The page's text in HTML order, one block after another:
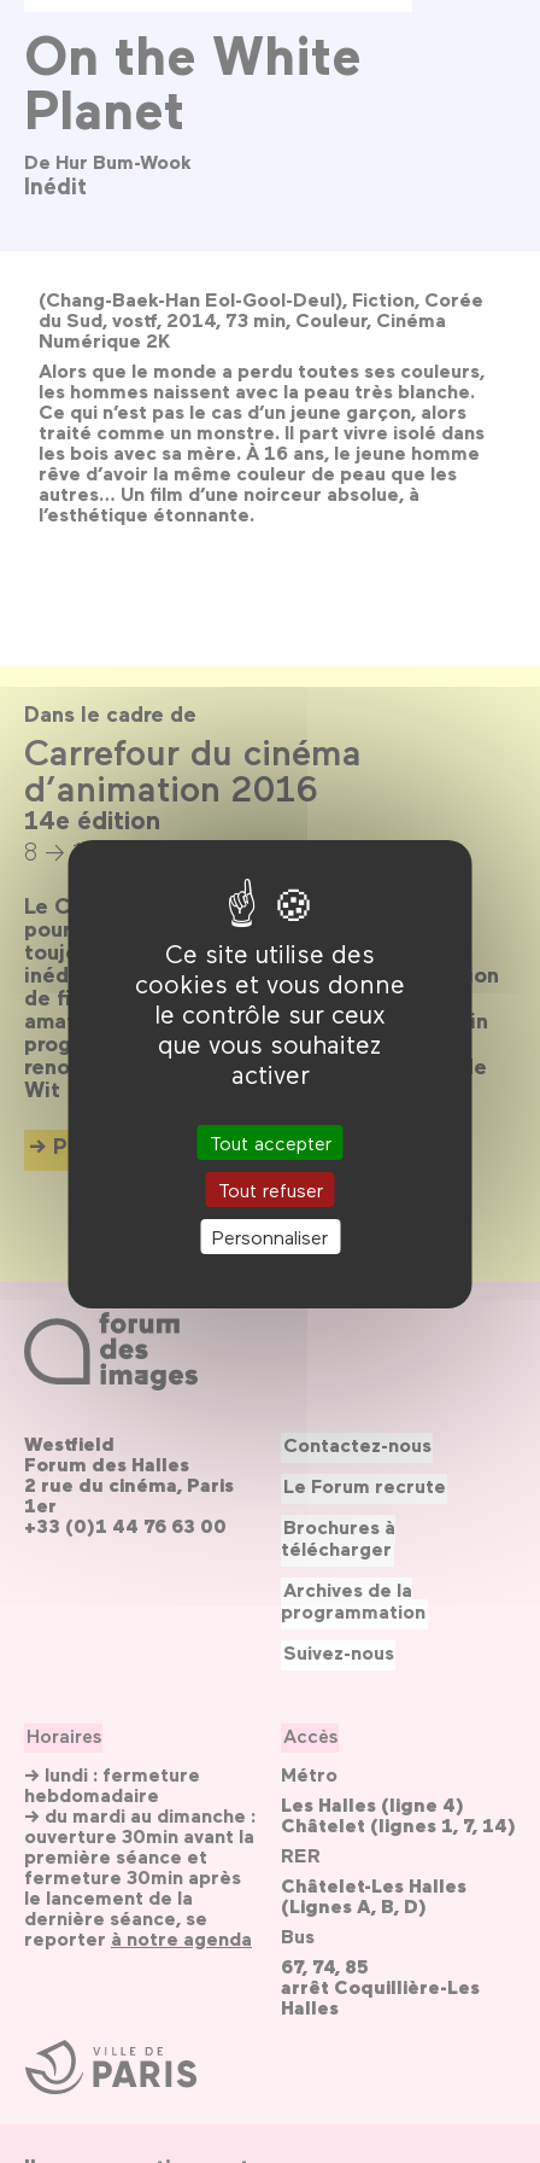
Ce site utilise des
cookies et vous donne
le contrôle sur ceux
que vous souhaitez
activer
Tout accepter
Tout refuser
Personnaliser
On the White
Planet
De Hur Bum-Wook
Inédit
(Chang-Baek-Han Eol-Gool-Deul), Fiction, Corée
du Sud, vostf, 2014, 73 min, Couleur, Cinéma
Numérique 2K
Alors que le monde a perdu toutes ses couleurs,
les hommes naissent avec la peau très blanche.
Ce qui n’est pas le cas d’un jeune garçon, alors
traité comme un monstre. Il part vivre isolé dans
les bois avec sa mère. À 16 ans, le jeune homme
rêve d’avoir la même couleur de peau que les
autres… Un film d’une noirceur absolue, à
l’esthétique étonnante.
Dans le cadre de
Carrefour du cinéma
d’animation 2016
14e édition
8 → 11 décembre 2016
Le Carrefour du cinéma d’animation revient
pour sa 14e édition avec un programme
toujours aussi riche : dix longs métrages
inédits ou en avant-première, une compétition
de films d'écoles, des découvertes (films
amateurs, cinéastes américaines), un work in
progress… et un invité d’honneur à la
renommée internationale : Michael Dudok de
Wit !
Plus d'info
Ville
de
Paris
Westfield
Forum des Halles
2 rue du cinéma, Paris
1er
+33 (0)1 44 76 63 00
Horaires
→ lundi : fermeture
hebdomadaire
→ du mardi au dimanche :
ouverture 30min avant la
première séance et
fermeture 30min après
le lancement de la
dernière séance, se
reporter à notre agenda
Accès
Métro
Les Halles (ligne 4)
Châtelet (lignes 1, 7, 14)
RER
Châtelet-Les Halles
(Lignes A, B, D)
Bus
67, 74, 85
arrêt Coquillière-Les
Halles
Contactez-nous
Le Forum recrute
Brochures à
télécharger
Archives de la
programmation
Suivez-nous